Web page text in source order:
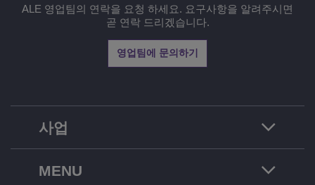
사업
ALE 영업팀의 연락을 요청 하세요. 요구사항을 알려주시면
곧 연락 드리겠습니다.
영업팀에 문의하기
MENU